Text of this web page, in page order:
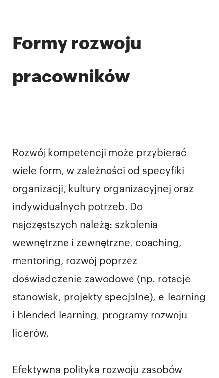
Formy rozwoju
pracowników
Rozwój kompetencji może przybierać
wiele form, w zależności od specyfiki
organizacji, kultury organizacyjnej oraz
indywidualnych potrzeb. Do
najczęstszych należą: szkolenia
wewnętrzne i zewnętrzne, coaching,
mentoring, rozwój poprzez
doświadczenie zawodowe (np. rotacje
stanowisk, projekty specjalne), e-learning
i blended learning, programy rozwoju
liderów.
Efektywna polityka rozwoju zasobów